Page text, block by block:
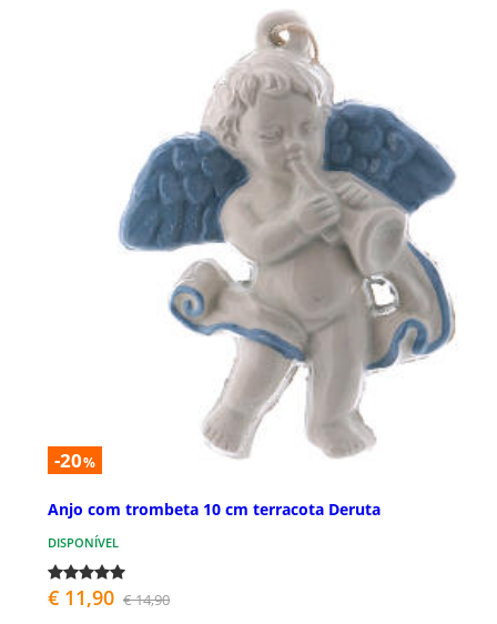
-20%
Anjo com trombeta 10 cm terracota Deruta
DISPONÍVEL
€ 11,90 € 14,90